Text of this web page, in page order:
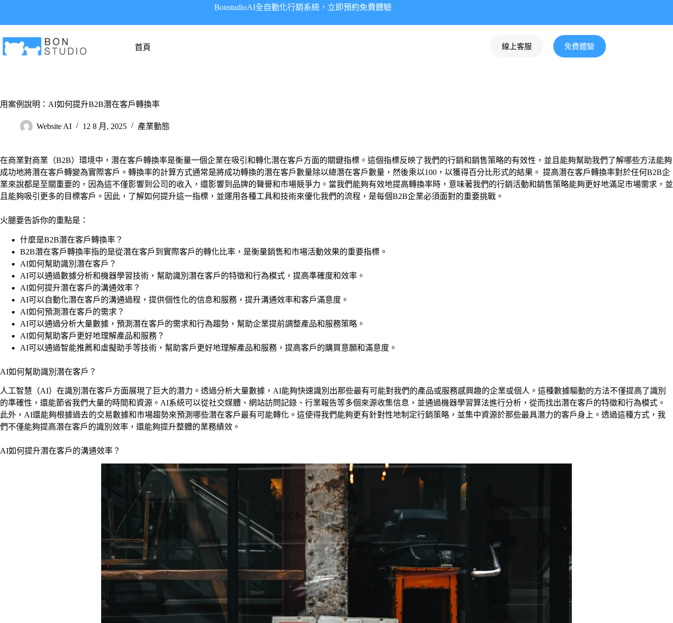
要
內
BonstudioAI全自動化行銷系統，立即預約免費體驗
首頁 線上客服 免費體驗
用案例說明：AI如何提升B2B潛在客戶轉換率
Website AI 12 8 月, 2025 產業動態
在商業對商業（B2B）環境中，潛在客戶轉換率是衡量一個企業在吸引和轉化潛在客戶方面的關鍵指標。這個指標反映了我們的行銷和銷售策略的有效性，並且能夠幫助我們了解哪些方法能夠
成功地將潛在客戶轉變為實際客戶。轉換率的計算方式通常是將成功轉換的潛在客戶數量除以總潛在客戶數量，然後乘以100，以獲得百分比形式的結果。 提高潛在客戶轉換率對於任何B2B企
業來說都是至關重要的，因為這不僅影響到公司的收入，還影響到品牌的聲譽和市場競爭力。當我們能夠有效地提高轉換率時，意味著我們的行銷活動和銷售策略能夠更好地滿足市場需求，並
且能夠吸引更多的目標客戶。因此，了解如何提升這一指標，並運用各種工具和技術來優化我們的流程，是每個B2B企業必須面對的重要挑戰。
火腿要告訴你的重點是：
什麼是B2B潛在客戶轉換率？
B2B潛在客戶轉換率指的是從潛在客戶到實際客戶的轉化比率，是衡量銷售和市場活動效果的重要指標。
AI如何幫助識別潛在客戶？
AI可以通過數據分析和機器學習技術，幫助識別潛在客戶的特徵和行為模式，提高準確度和效率。
AI如何提升潛在客戶的溝通效率？
AI可以自動化潛在客戶的溝通過程，提供個性化的信息和服務，提升溝通效率和客戶滿意度。
AI如何預測潛在客戶的需求？
AI可以通過分析大量數據，預測潛在客戶的需求和行為趨勢，幫助企業提前調整產品和服務策略。
AI如何幫助客戶更好地理解產品和服務？
AI可以通過智能推薦和虛擬助手等技術，幫助客戶更好地理解產品和服務，提高客戶的購買意願和滿意度。
AI如何幫助識別潛在客戶？
人工智慧（AI）在識別潛在客戶方面展現了巨大的潛力。透過分析大量數據，AI能夠快速識別出那些最有可能對我們的產品或服務感興趣的企業或個人。這種數據驅動的方法不僅提高了識別
的準確性，還能節省我們大量的時間和資源。AI系統可以從社交媒體、網站訪問記錄、行業報告等多個來源收集信息，並通過機器學習算法進行分析，從而找出潛在客戶的特徵和行為模式。
此外，AI還能夠根據過去的交易數據和市場趨勢來預測哪些潛在客戶最有可能轉化。這使得我們能夠更有針對性地制定行銷策略，並集中資源於那些最具潛力的客戶身上。透過這種方式，我
們不僅能夠提高潛在客戶的識別效率，還能夠提升整體的業務績效。
AI如何提升潛在客戶的溝通效率？